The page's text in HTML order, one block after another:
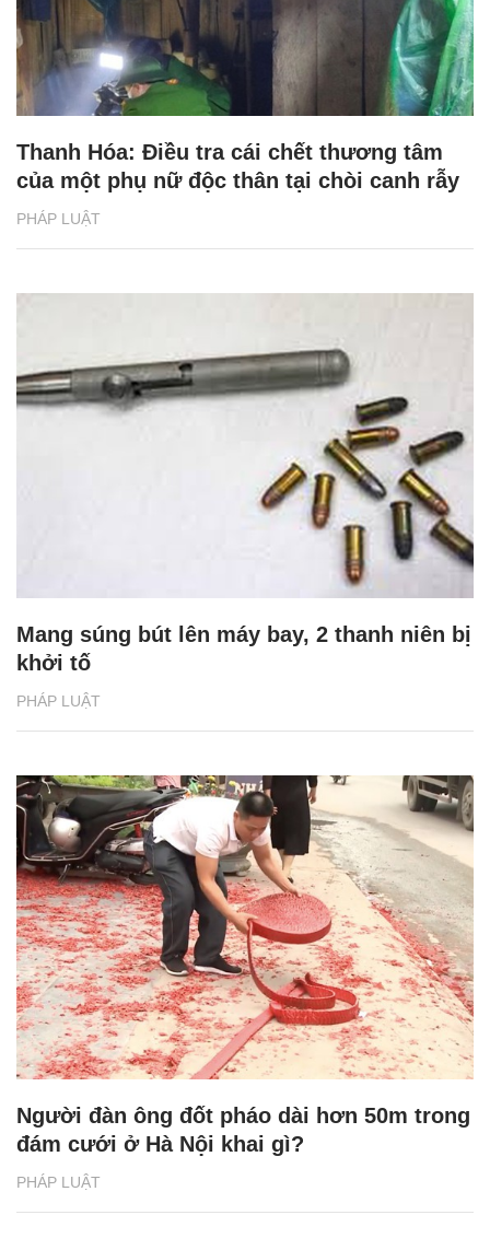
PHÁP LUẬT
Thanh Hóa: Điều tra cái chết thương tâm
của một phụ nữ độc thân tại chòi canh rẫy
PHÁP LUẬT
Mang súng bút lên máy bay, 2 thanh niên bị
khởi tố
PHÁP LUẬT
Người đàn ông đốt pháo dài hơn 50m trong
đám cưới ở Hà Nội khai gì?